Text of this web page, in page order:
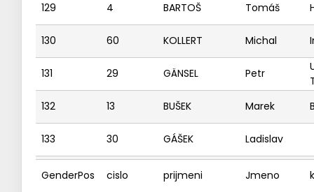
129
4 BARTOŠ Tomáš
130 60 KOLLERT Michal
131 29 GÄNSEL Petr
132
13 BUŠEK Marek
133 30 GÁŠEK Ladislav
GenderPos cislo prijmeni Jmeno